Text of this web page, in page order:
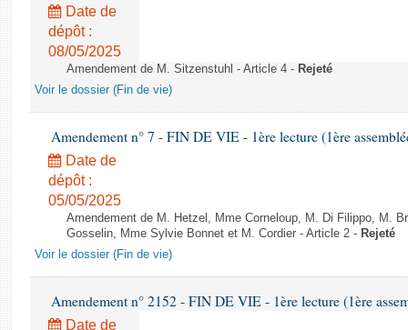
Date de
dépôt :
08/05/2025
Amendement de M. Sitzenstuhl - Article 4 - Rejeté
Voir le dossier (Fin de vie)
Amendement n° 7 - FIN DE VIE - 1ère lecture (1ère
Date de
dépôt :
05/05/2025
Amendement de M. Hetzel, Mme Corneloup, M. Di Filippo, M.
Gosselin, Mme Sylvie Bonnet et M. Cordier - Article 2 - Rejeté
Voir le dossier (Fin de vie)
Amendement n° 2152 - FIN DE VIE - 1ère lecture (1ère
Date de